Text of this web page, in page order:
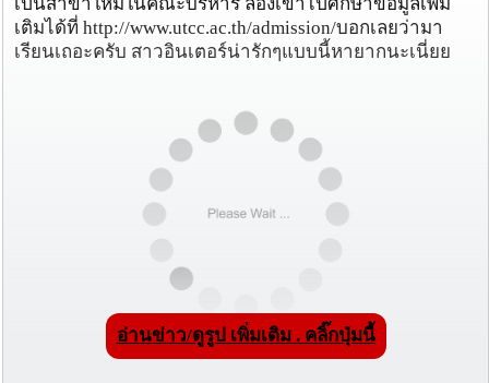
เติมได้ที่ http://www.utcc.ac.th/admission/บอกเลยว่ามา
เรียนเถอะครับ สาวอินเตอร์น่ารักๆแบบนี้หายากนะเนี่ยย
อ่านข่าว/ดูรูป เพิ่มเติม . คลิ๊กปุ่มนี้